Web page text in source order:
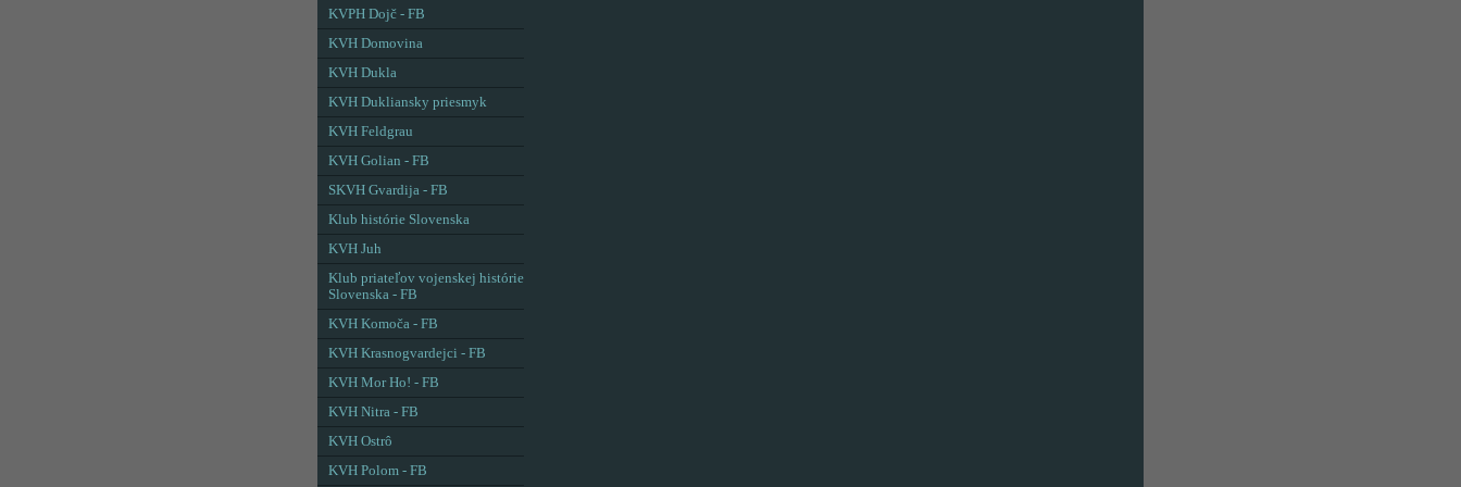
KVPH Dojč - FB
KVH Domovina
KVH Dukla
KVH Dukliansky priesmyk
KVH Feldgrau
KVH Golian - FB
SKVH Gvardija - FB
Klub histórie Slovenska
KVH Juh
Klub priateľov vojenskej histórie
Slovenska - FB
KVH Komoča - FB
KVH Krasnogvardejci - FB
KVH Mor Ho! - FB
KVH Nitra - FB
KVH Ostrô
KVH Polom - FB